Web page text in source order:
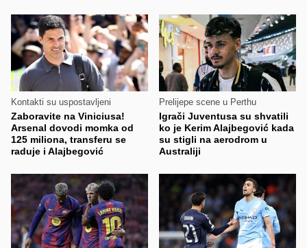
Kontakti su uspostavljeni
Zaboravite na Viniciusa!
Arsenal dovodi momka od
125 miliona, transferu se
raduje i Alajbegović
Prelijepe scene u Perthu
Igrači Juventusa su shvatili
ko je Kerim Alajbegović kada
su stigli na aerodrom u
Australiji